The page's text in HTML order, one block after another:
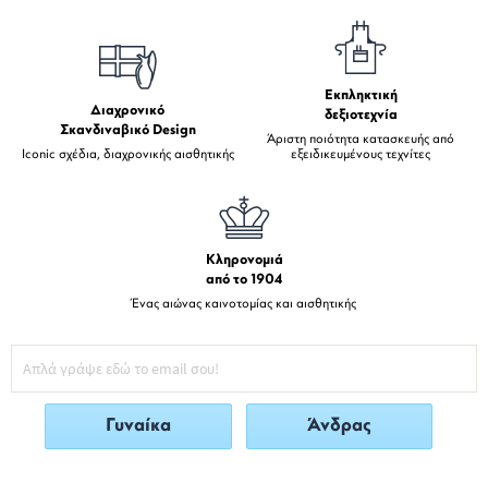
Διαχρονικό
Σκανδιναβικό Design
Iconic σχέδια, διαχρονικής αισθητικής
Εκπληκτική
δεξιοτεχνία
Άριστη ποιότητα κατασκευής από
εξειδικευμένους τεχνίτες
Κληρονομιά
από το 1904
Ένας αιώνας καινοτομίας και αισθητικής
Γυναίκα Άνδρας